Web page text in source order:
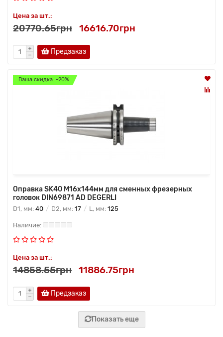
Цена за шт.:
20770.65грн 16616.70грн
Предзаказ
Ваша скидка: -20%
Оправка SK40 M16x144мм для сменных фрезерных
головок DIN69871 AD DEGERLI
D1, мм: 40 D2, мм: 17 L, мм: 125
Цена за шт.:
14858.55грн 11886.75грн
Предзаказ
Показать еще